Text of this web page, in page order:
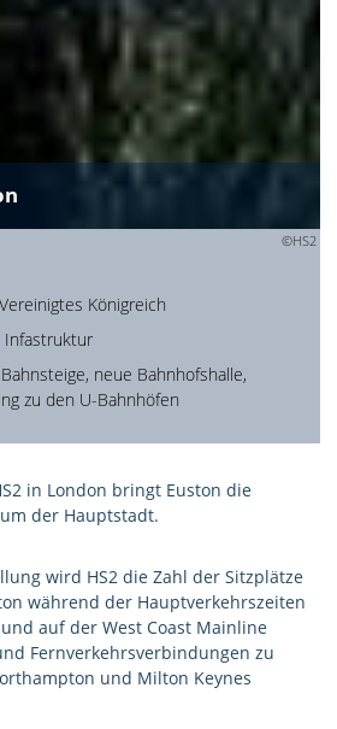
©HS2
Königreich
Infastruktur
neue Bahnhofshalle,
zu den U-Bahnhöfen
in London bringt Euston die
der Hauptstadt.
wird HS2 die Zahl der Sitzplätze
während der Hauptverkehrszeiten
auf der West Coast Mainline
Fernverkehrsverbindungen zu
und Milton Keynes